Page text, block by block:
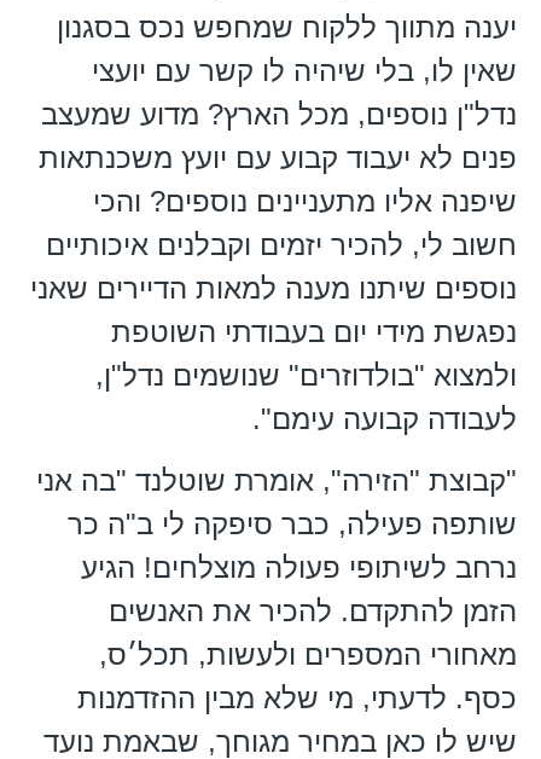
יענה מתווך ללקוח שמחפש נכס בסגנון
שאין לו, בלי שיהיה לו קשר עם יועצי
נדל"ן נוספים, מכל הארץ? מדוע שמעצב
פנים לא יעבוד קבוע עם יועץ משכנתאות
שיפנה אליו מתעניינים נוספים? והכי
חשוב לי, להכיר יזמים וקבלנים איכותיים
נוספים שיתנו מענה למאות הדיירים שאני
נפגשת מידי יום בעבודתי השוטפת
ולמצוא "בולדוזרים" שנושמים נדל"ן,
לעבודה קבועה עימם".
"קבוצת "הזירה", אומרת שוטלנד "בה אני
שותפה פעילה, כבר סיפקה לי ב"ה כר
נרחב לשיתופי פעולה מוצלחים! הגיע
הזמן להתקדם. להכיר את האנשים
מאחורי המספרים ולעשות, תכל׳ס,
כסף. לדעתי, מי שלא מבין ההזדמנות
שיש לו כאן במחיר מגוחך, שבאמת נועד